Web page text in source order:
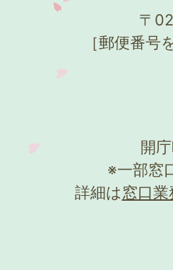
〒
［郵便番
開
※一部窓
詳細は窓口